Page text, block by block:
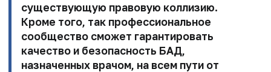
существующую правовую коллизию.
Кроме того, так профессиональное
сообщество сможет гарантировать
качество и безопасность БАД,
назначенных врачом, на всем пути от